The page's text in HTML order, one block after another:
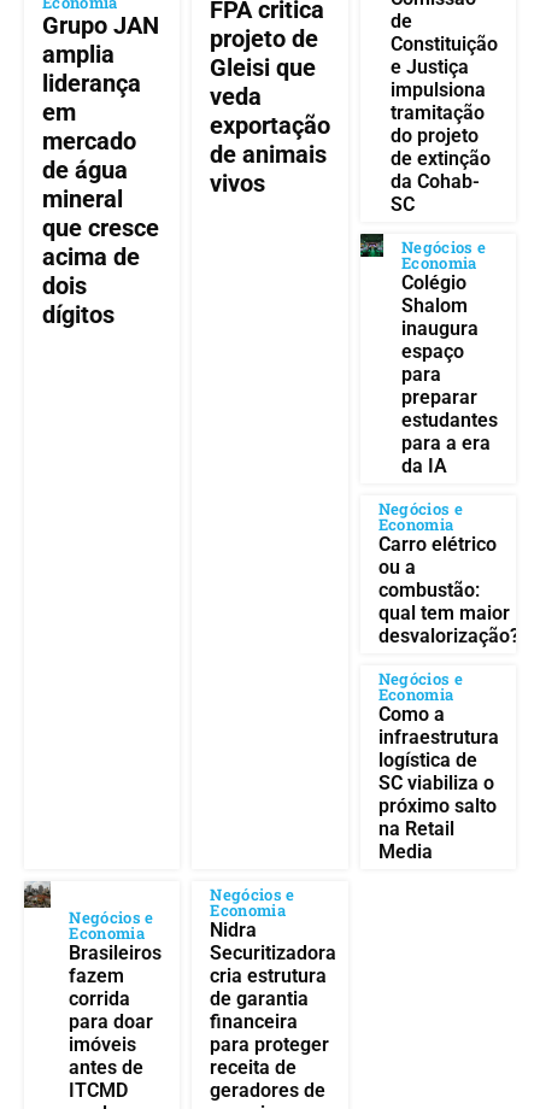
Grupo JAN
amplia
liderança
em
mercado
de água
mineral
que cresce
acima de
dois
dígitos
FPA critica
projeto de
Gleisi que
veda
exportação
de animais
vivos
de
Constituição
e Justiça
impulsiona
tramitação
do projeto
de extinção
da Cohab-
SC
Negócios e
Economia
Colégio
Shalom
inaugura
espaço
para
preparar
estudantes
para a era
da IA
Negócios e
Economia
Carro elétrico
ou a
combustão:
qual tem maior
desvalorização?
Negócios e
Economia
Como a
infraestrutura
logística de
SC viabiliza o
próximo salto
na Retail
Media
Negócios e
Economia
Brasileiros
fazem
corrida
para doar
imóveis
antes de
ITCMD
Negócios e
Economia
Nidra
Securitizadora
cria estrutura
de garantia
financeira
para proteger
receita de
geradores de